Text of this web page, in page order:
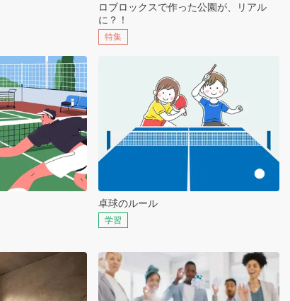
ロブロックスで作った公園が、リアル
に？！
特集
卓球のルール
学習